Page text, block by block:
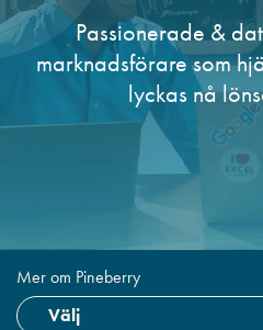
Passionerade &
marknadsförare som
lyckas nå
Mer om Pineberry